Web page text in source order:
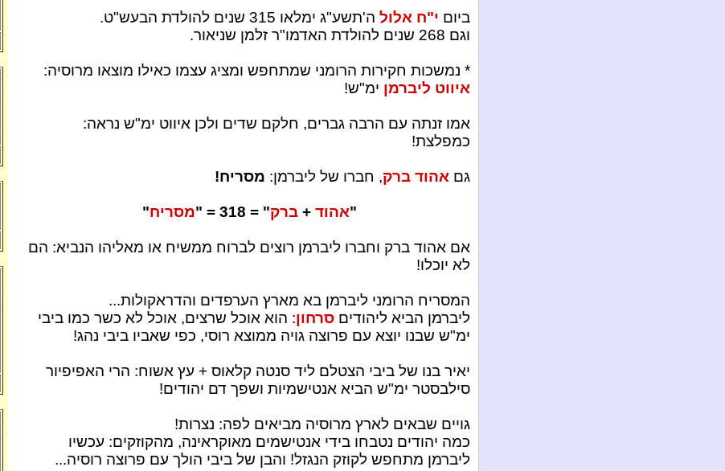
ביום י"ח אלול ה'תשע"ג ימלאו 315 שנים להולדת הבעש"ט.
וגם 268 שנים להולדת האדמו"ר זלמן שניאור.
* נמשכות חקירות הרומני שמתחפש ומציג עצמו כאילו מוצאו מרוסיה:
איווט ליברמן ימ"ש!
אמו זנתה עם הרבה גברים, חלקם שדים ולכן איווט ימ"ש נראה:
כמפלצת!
גם אהוד ברק, חברו של ליברמן: מסריח!
"אהוד +ברק" = 318 = " מסריח"
אם אהוד ברק וחברו ליברמן רוצים לברוח ממשיח או מאליהו הנביא: הם
לא יוכלו!
המסריח הרומני ליברמן בא מארץ הערפדים והדראקולות...
ליברמן הביא ליהודים סרחון: הוא אוכל שרצים, אוכל לא כשר כמו ביבי
ימ"ש שבנו יוצא עם פרוצה גויה ממוצא רוסי, כפי שאביו ביבי נהג!
יאיר בנו של ביבי הצטלם ליד סנטה קלאוס + עץ אשוח: הרי האפיפיור
סילבסטר ימ"ש הביא אנטישמיות ושפך דם יהודים!
גויים שבאים לארץ מרוסיה מביאים לפה: נצרות!
כמה יהודים נטבחו בידי אנטישמים מאוקראינה, מהקוזקים: עכשיו
ליברמן מתחפש לקוזק הנגזל! והבן של ביבי הולך עם פרוצה רוסיה...